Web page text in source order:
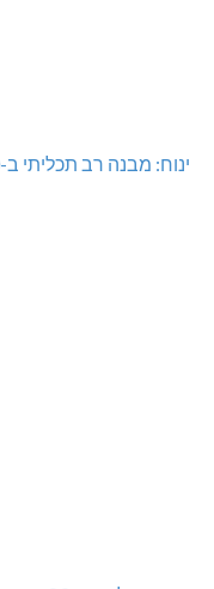
ינוח: מבנה רב תכליתי ב-120 מלש"ח